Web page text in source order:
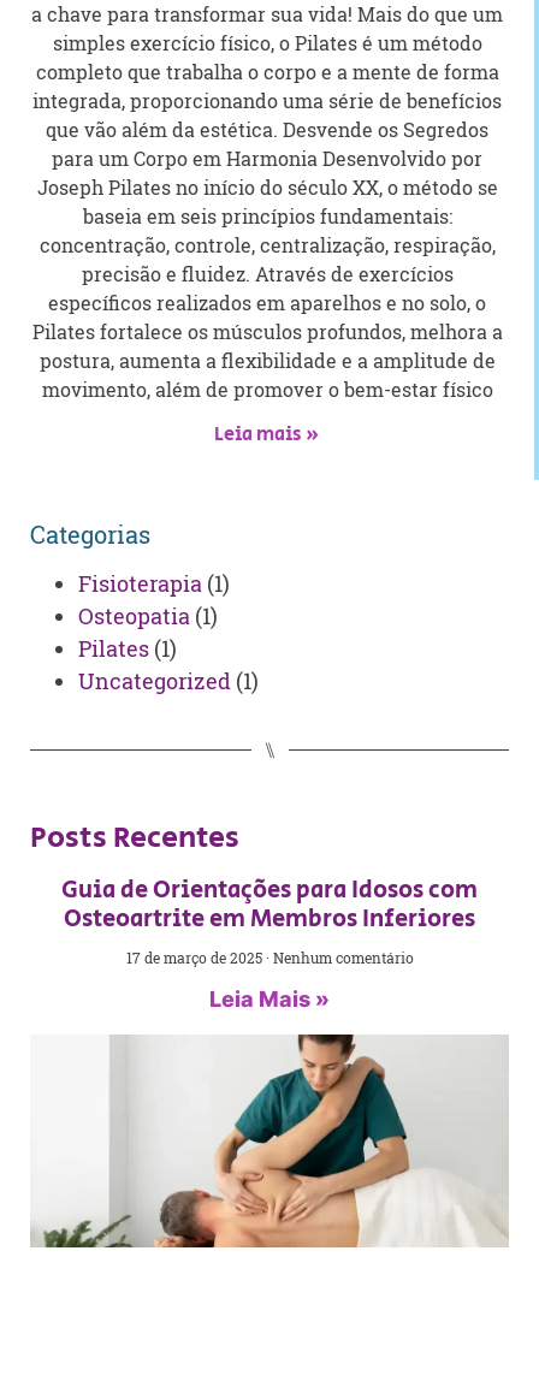
a chave para transformar sua vida! Mais do que um
simples exercício físico, o Pilates é um método
completo que trabalha o corpo e a mente de forma
integrada, proporcionando uma série de benefícios
que vão além da estética. Desvende os Segredos
para um Corpo em Harmonia Desenvolvido por
Joseph Pilates no início do século XX, o método se
baseia em seis princípios fundamentais:
concentração, controle, centralização, respiração,
precisão e fluidez. Através de exercícios
específicos realizados em aparelhos e no solo, o
Pilates fortalece os músculos profundos, melhora a
postura, aumenta a flexibilidade e a amplitude de
movimento, além de promover o bem-estar físico
Leia mais »
Categorias
Fisioterapia (1)
Osteopatia (1)
Pilates (1)
Uncategorized (1)
⑊
Posts Recentes
Guia de Orientações para Idosos com
Osteoartrite em Membros Inferiores
17 de março de 2025 Nenhum comentário
Leia Mais »